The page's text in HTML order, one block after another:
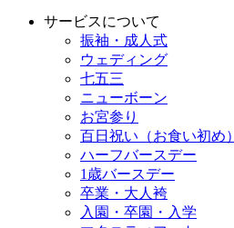
サービスについて
振袖・成人式
ウェディング
七五三
ニューボーン
お宮参り
百日祝い（お食い初め）
ハーフバースデー
1歳バースデー
卒業・大人袴
入園・卒園・入学